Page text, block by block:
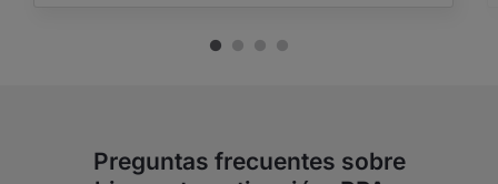
Preguntas frecuentes sobre